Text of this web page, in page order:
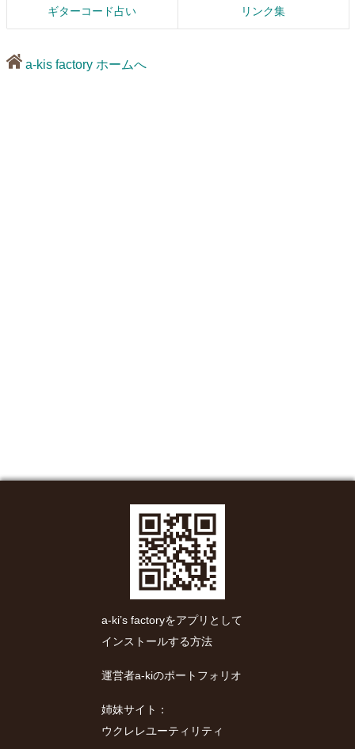
ギターコード占い リンク集
a-kis factory ホームへ
a-ki’s factoryをアプリとして
インストールする方法
運営者a-kiのポートフォリオ
姉妹サイト：
ウクレレユーティリティ